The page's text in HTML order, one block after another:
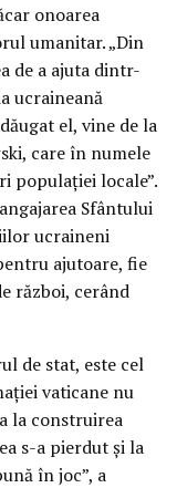
onoarea
umanitar. „Din
de a ajuta dintr-
ucraineană
el, vine de la
care în numele
populației locale”.
Sfântului
ucraineni
ajutoare, fie
război, cerând
de stat, este cel
vaticane nu
la construirea
s-a pierdut și la
în joc”, a